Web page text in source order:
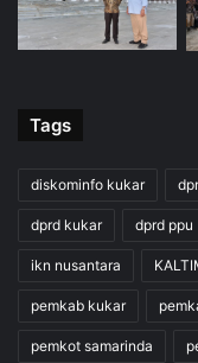
Tags
diskominfo kukar
dprd kukar dprd ppu
ikn nusantara
pemkab kukar
pemkot samarinda